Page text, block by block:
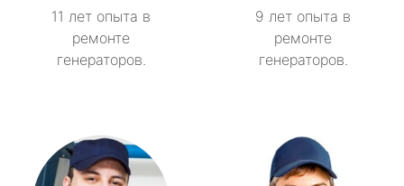
11 лет опыта в
ремонте
генераторов.
9 лет опыта в
ремонте
генераторов.